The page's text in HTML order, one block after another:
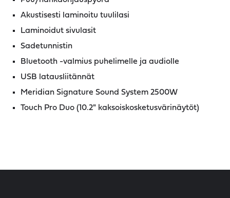
Akustisesti laminoitu tuulilasi
Laminoidut sivulasit
Sadetunnistin
Bluetooth -valmius puhelimelle ja audiolle
USB latausliitännät
Meridian Signature Sound System 2500W
Touch Pro Duo (10.2" kaksoiskosketusvärinäytöt)